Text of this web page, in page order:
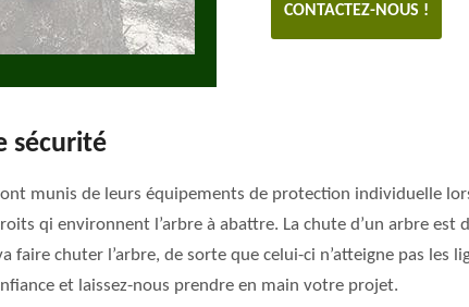
CONTACTEZ-NOUS !
sécurité
munis de leurs équipements de protection individuelle
qi environnent l’arbre à abattre. La chute d’un arbre est
faire chuter l’arbre, de sorte que celui-ci n’atteigne pas les
et laissez-nous prendre en main votre projet.